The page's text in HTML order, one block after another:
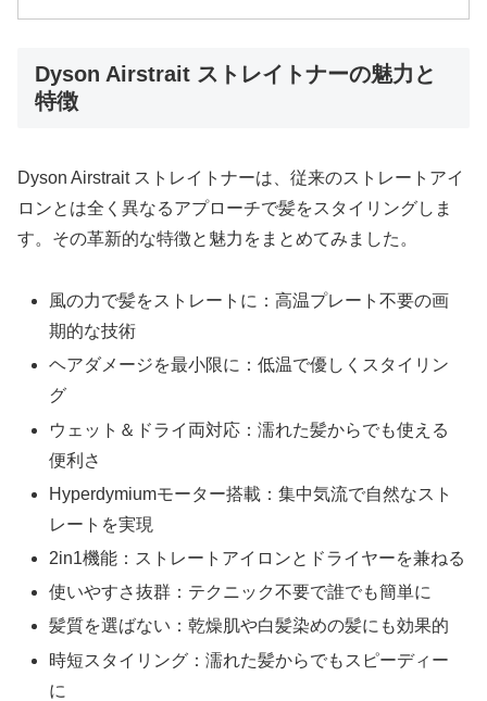
Dyson Airstrait ストレイトナーの魅力と
特徴
Dyson Airstrait ストレイトナーは、従来のストレートアイ
ロンとは全く異なるアプローチで髪をスタイリングしま
す。その革新的な特徴と魅力をまとめてみました。
風の力で髪をストレートに：高温プレート不要の画
期的な技術
ヘアダメージを最小限に：低温で優しくスタイリン
グ
ウェット＆ドライ両対応：濡れた髪からでも使える
便利さ
Hyperdymiumモーター搭載：集中気流で自然なスト
レートを実現
2in1機能：ストレートアイロンとドライヤーを兼ねる
使いやすさ抜群：テクニック不要で誰でも簡単に
髪質を選ばない：乾燥肌や白髪染めの髪にも効果的
時短スタイリング：濡れた髪からでもスピーディー
に